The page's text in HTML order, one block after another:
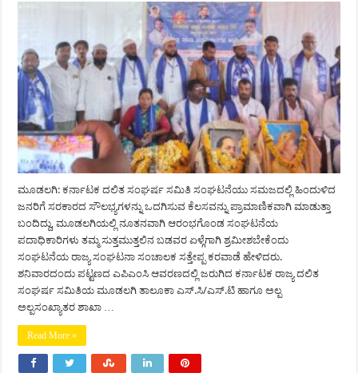
ಮೂಡಲಗಿ: ಕರ್ನಾಟಕ ದಲಿತ ಸಂಘರ್ಷ ಸಮಿತಿ ಸಂಘಟನೆಯು ಸಮಜದಲ್ಲಿ ಹಿಂದುಳಿದ
ಜನರಿಗೆ ಸರಕಾರದ ಸೌಲಭ್ಯಗಳನ್ನು ಒದಗಿಸುವ ಕೆಲಸವನ್ನು ಪ್ರಾಮಾಣಿಕವಾಗಿ ಮಾಡುತ್ತಾ
ಬಂದಿದ್ದು, ಮೂಡಲಗಿಯಲ್ಲಿ ನೂತನವಾಗಿ ಆರಂಭಗೊಂಡ ಸಂಘಟನೆಯ
ಪದಾಧಿಕಾರಿಗಳು ತಮ್ಮ ಸುತ್ತಮುತ್ತಲಿನ ಬಡವರ ಏಳ್ಗೆಗಾಗಿ ಶ್ರಮೀಶಬೇಕೆಂದು
ಸಂಘಟನೆಯ ರಾಜ್ಯ ಸಂಘಟನಾ ಸಂಚಾಲಕ ಸತ್ತೇಪ್ಪ ಕರವಾಡೆ ಹೇಳಿದರು.
ಶನಿವಾರದಂದು ಪಟ್ಟಣದ ಎಪಿಎಂಸಿ ಆವರಣದಲ್ಲಿ ಜರುಗಿದ ಕರ್ನಾಟಕ ರಾಜ್ಯ ದಲಿತ
ಸಂಘರ್ಷ ಸಮಿತಿಯ ಮೂಡಲಗಿ ತಾಲೂಕಾ ಎಸ್.ಸಿ/ಎಸ್.ಟಿ ಹಾಗೂ ಅಲ್ಪ
ಅಲ್ಪಸಂಖ್ಯಾತರ ಶಾಖಾ …
Read More »